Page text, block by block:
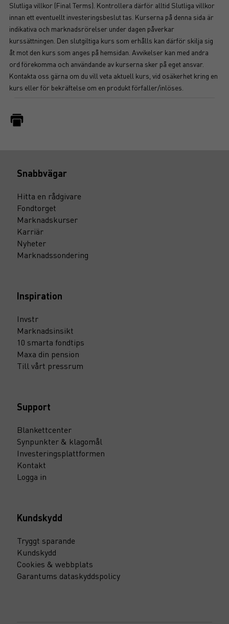
Slutliga villkor (Final Terms). Kontrollera därför alltid Slutliga villkor
innan ett eventuellt investeringsbeslut tas. Kurserna på denna sida är
indikativa och marknadsrörelser under dagen påverkar
kurssättningen. Den slutgiltiga kurs som erhålls kan därför skilja sig
åt mot den kurs som anges på hemsidan. Avvikelser kan med andra
ord förekomma och användande av kurserna sker på eget ansvar.
Kontakta oss gärna om du vill veta aktuell kurs, vid osäkerhet kring en
kurs eller för bekräftelse om en produkt förfaller/inlöses.
Snabbvägar
Hitta en rådgivare
Fondtorget
Marknadskurser
Karriär
Nyheter
Marknadssondering
Inspiration
Invstr
Marknadsinsikt
10 smarta fondtips
Maxa din pension
Till vårt pressrum
Support
Blankettcenter
Synpunkter & klagomål
Investeringsplattformen
Kontakt
Logga in
Kundskydd
Tryggt sparande
Kundskydd
Cookies & webbplats
Garantums dataskyddspolicy